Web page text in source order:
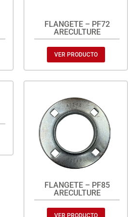
FLANGETE – PF72
ARECULTURE
VER PRODUCTO
FLANGETE – PF85
ARECULTURE